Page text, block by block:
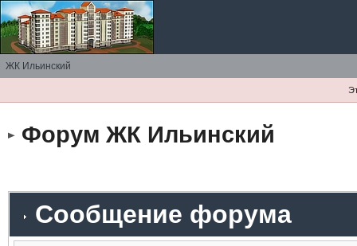
ЖК Ильинский
Форум ЖК Ильинский
Сообщение форума